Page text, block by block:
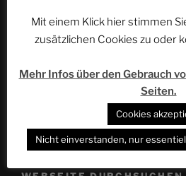
Vorheriger
Beitrag
ZURÜCK
Azulejos, Abenteuer und
Zurück in die Kuhzunft |
Mit einem Klick hier stimmen
zusätzlichen Cookies zu oder
Mehr Infos über den Gebrauch
Seiten.
Cookies
Nicht einverstanden, nur